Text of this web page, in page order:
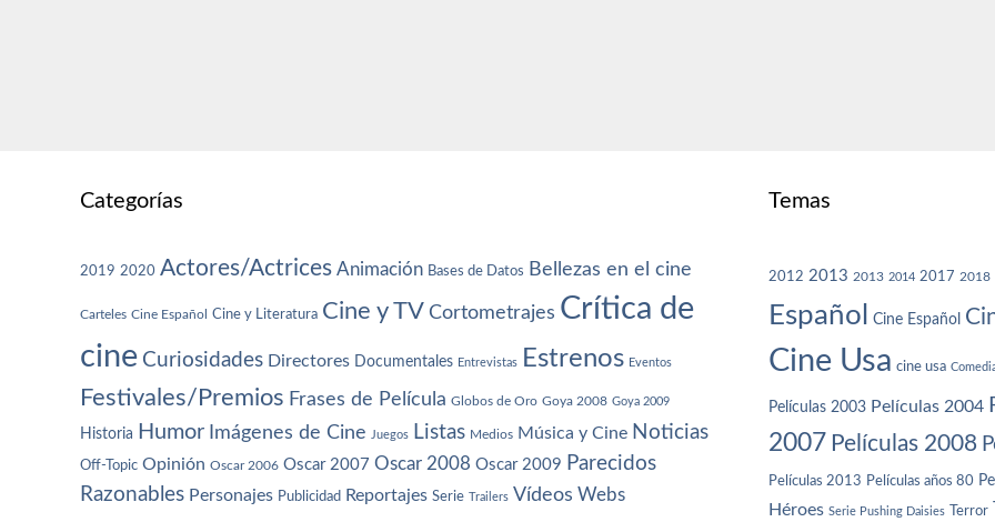
Categorías
2019 2020 Actores/Actrices Animación Bases de Datos Bellezas en el cine
Carteles Cine Español Cine y Literatura Cine y TV Cortometrajes Crítica de
cine Curiosidades Directores Documentales Entrevistas Estrenos Eventos
Festivales/Premios Frases de Película Globos de Oro Goya 2008 Goya 2009
Historia Humor Imágenes de Cine Juegos Listas Medios Música y Cine Noticias
Off-Topic Opinión Oscar 2006 Oscar 2007 Oscar 2008 Oscar 2009 Parecidos
Razonables Personajes Publicidad Reportajes Serie Trailers Vídeos Webs
Temas
2012 2013 2013 2014 2017 2018
Español Cine Español
Cine Usa cine usa
Películas 2003 Películas 2004
2007 Películas 2008
Películas 2013 Películas años 80
Héroes Serie Pushing Daisies Terror